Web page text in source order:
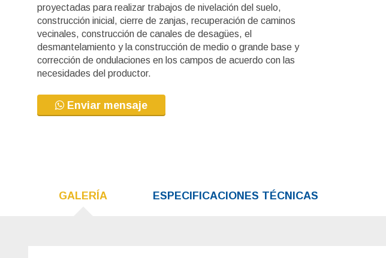
proyectadas para realizar trabajos de nivelación del suelo,
construcción inicial, cierre de zanjas, recuperación de caminos
vecinales, construcción de canales de desagües, el
desmantelamiento y la construcción de medio o grande base y
corrección de ondulaciones en los campos de acuerdo con las
necesidades del productor.
Enviar mensaje
GALERÍA ESPECIFICACIONES TÉCNICAS